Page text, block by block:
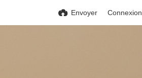
Envoyer Connexion